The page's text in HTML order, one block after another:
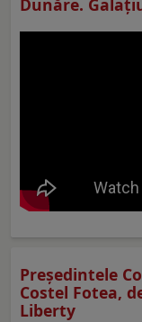
Preşedintele
Costel Fotea,
Liberty